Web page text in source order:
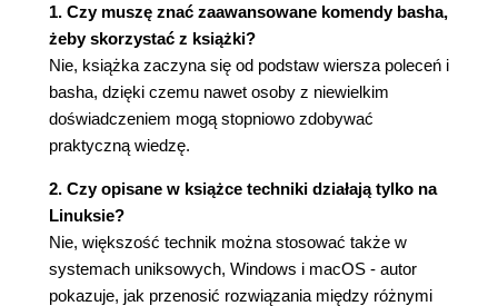
Argumenty funkcji
Zwracanie wartości
Dopasowywanie wzorców w bashu
Pisanie pierwszego skryptu wykrywanie typu
systemu operacyjnego
Podsumowanie
Ćwiczenia
Rozdział 3. Wprowadzenie do wyrażeń
regularnych
Wykorzystywane polecenia
grep
1. Czy muszę znać zaawansowane komendy basha,
żeby skorzystać z książki?
Nie, książka zaczyna się od podstaw wiersza poleceń i
basha, dzięki czemu nawet osoby z niewielkim
doświadczeniem mogą stopniowo zdobywać
praktyczną wiedzę.
2. Czy opisane w książce techniki działają tylko na
Linuksie?
Nie, większość technik można stosować także w
systemach uniksowych, Windows i macOS - autor
pokazuje, jak przenosić rozwiązania między różnymi